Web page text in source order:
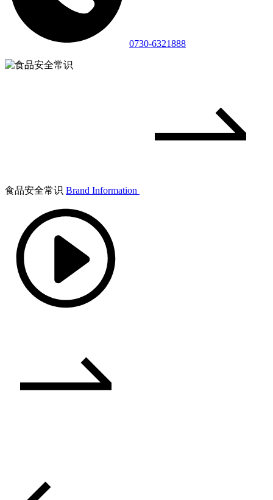
0730-6321888
食品安全常识 Brand Information